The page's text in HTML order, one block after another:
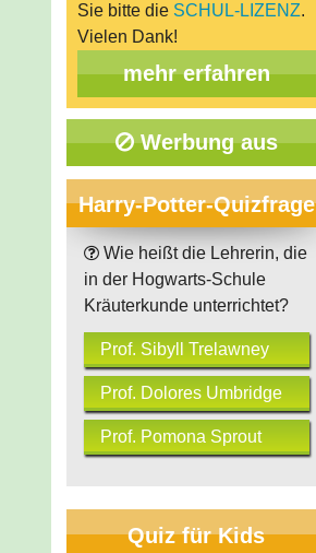
Sie bitte die SCHUL-LIZENZ.
Vielen Dank!
mehr erfahren
Werbung aus
Harry-Potter-Quizfrage
Wie heißt die Lehrerin, die
in der Hogwarts-Schule
Kräuterkunde unterrichtet?
Prof. Sibyll Trelawney
Prof. Dolores Umbridge
Prof. Pomona Sprout
Quiz für Kids